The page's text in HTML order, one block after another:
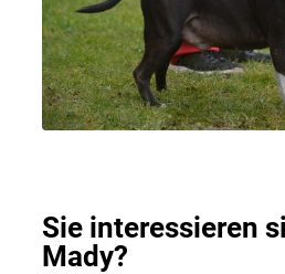
Sie interessieren
Mady?